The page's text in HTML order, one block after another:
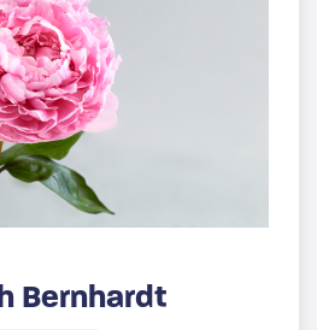
Bernhardt